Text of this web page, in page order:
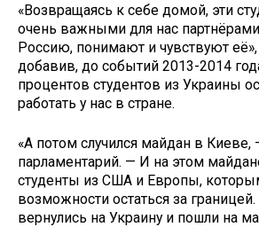
«Возвращаясь к себе домой, эти
очень важными для нас
Россию, понимают и чувствуют
добавив, до событий 2013-2014
процентов студентов из Украины
работать у нас в стране.
«А потом случился майдан в
парламентарий. — И на этом
студенты из США и Европы,
возможности остаться за
вернулись на Украину и пошли на